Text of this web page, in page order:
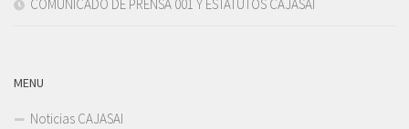
COMUNICADO DE PRENSA 001 Y ESTATUTOS CAJASAI
MENU
Noticias CAJASAI